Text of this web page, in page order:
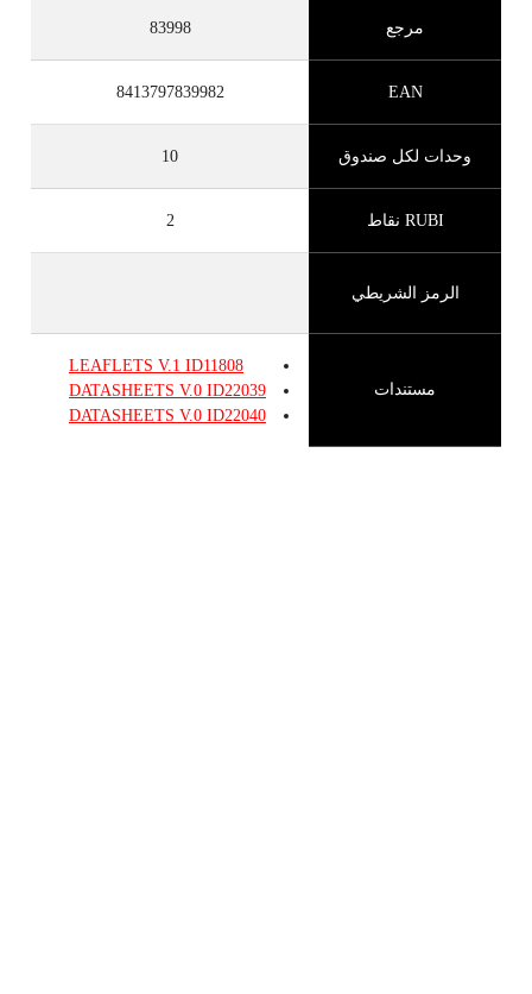
مرجع 83998
EAN
8413797839982
وحدات لكل صندوق 10
RUBI نقاط 2
الرمز الشريطي
مستندات
LEAFLETS V.1 ID11808
DATASHEETS V.0 ID22039
DATASHEETS V.0 ID22040